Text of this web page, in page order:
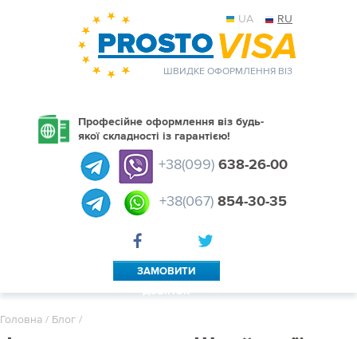
UA RU
ШВИДКЕ ОФОРМЛЕННЯ ВІЗ
Професійне оформлення віз будь-
якої складності із гарантією!
+38(099) 638-26-00
+38(067) 854-30-35
ЗАМОВИТИ
ДЗВІНОК
Головна / Блог /